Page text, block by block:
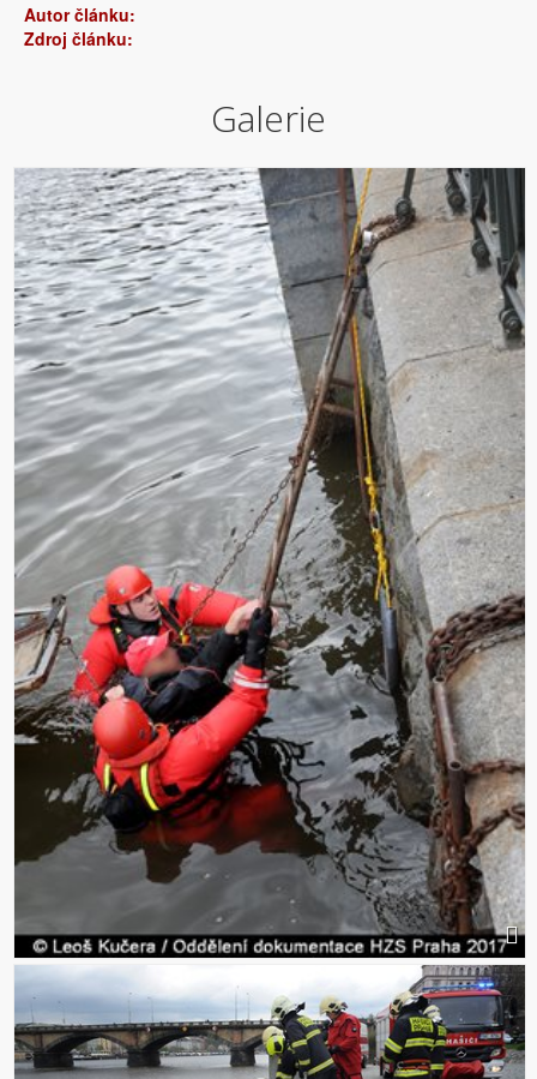
Autor článku:
Zdroj článku:
Galerie